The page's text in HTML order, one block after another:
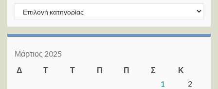
Kατηγορίες
Μάρτιος 2025
Δ
Τ Τ Π Π Σ
Κ
1
2